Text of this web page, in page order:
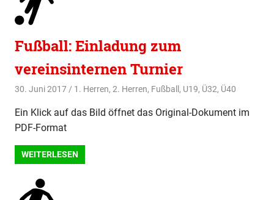
Fußball: Einladung zum
vereinsinternen Turnier
30. Juni 2017 svladmin
1. Herren, 2. Herren, Fußball , U19, Ü32, Ü40
Ein Klick auf das Bild öffnet das Original-Dokument im
PDF-Format
WEITERLESEN